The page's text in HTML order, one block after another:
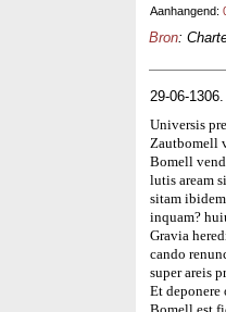
Aanhangend:
Bron:
29-06-
Universis
Zautbomell
Bomell
lutis aream
sitam
inquam?
Gravia
cando
super areis
Et